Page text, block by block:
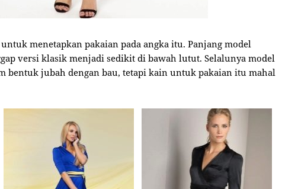
menetapkan pakaian pada angka itu. Panjang model
versi klasik menjadi sedikit di bawah lutut. Selalunya model
bentuk jubah dengan bau, tetapi kain untuk pakaian itu mahal